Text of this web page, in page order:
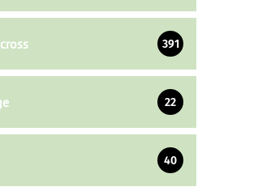
391
22
40